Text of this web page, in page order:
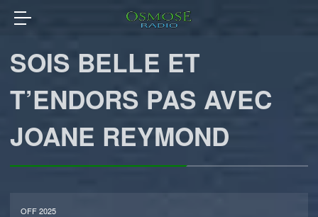
SOIS BELLE ET
T’ENDORS PAS AVEC
JOANE REYMOND
OFF 2025